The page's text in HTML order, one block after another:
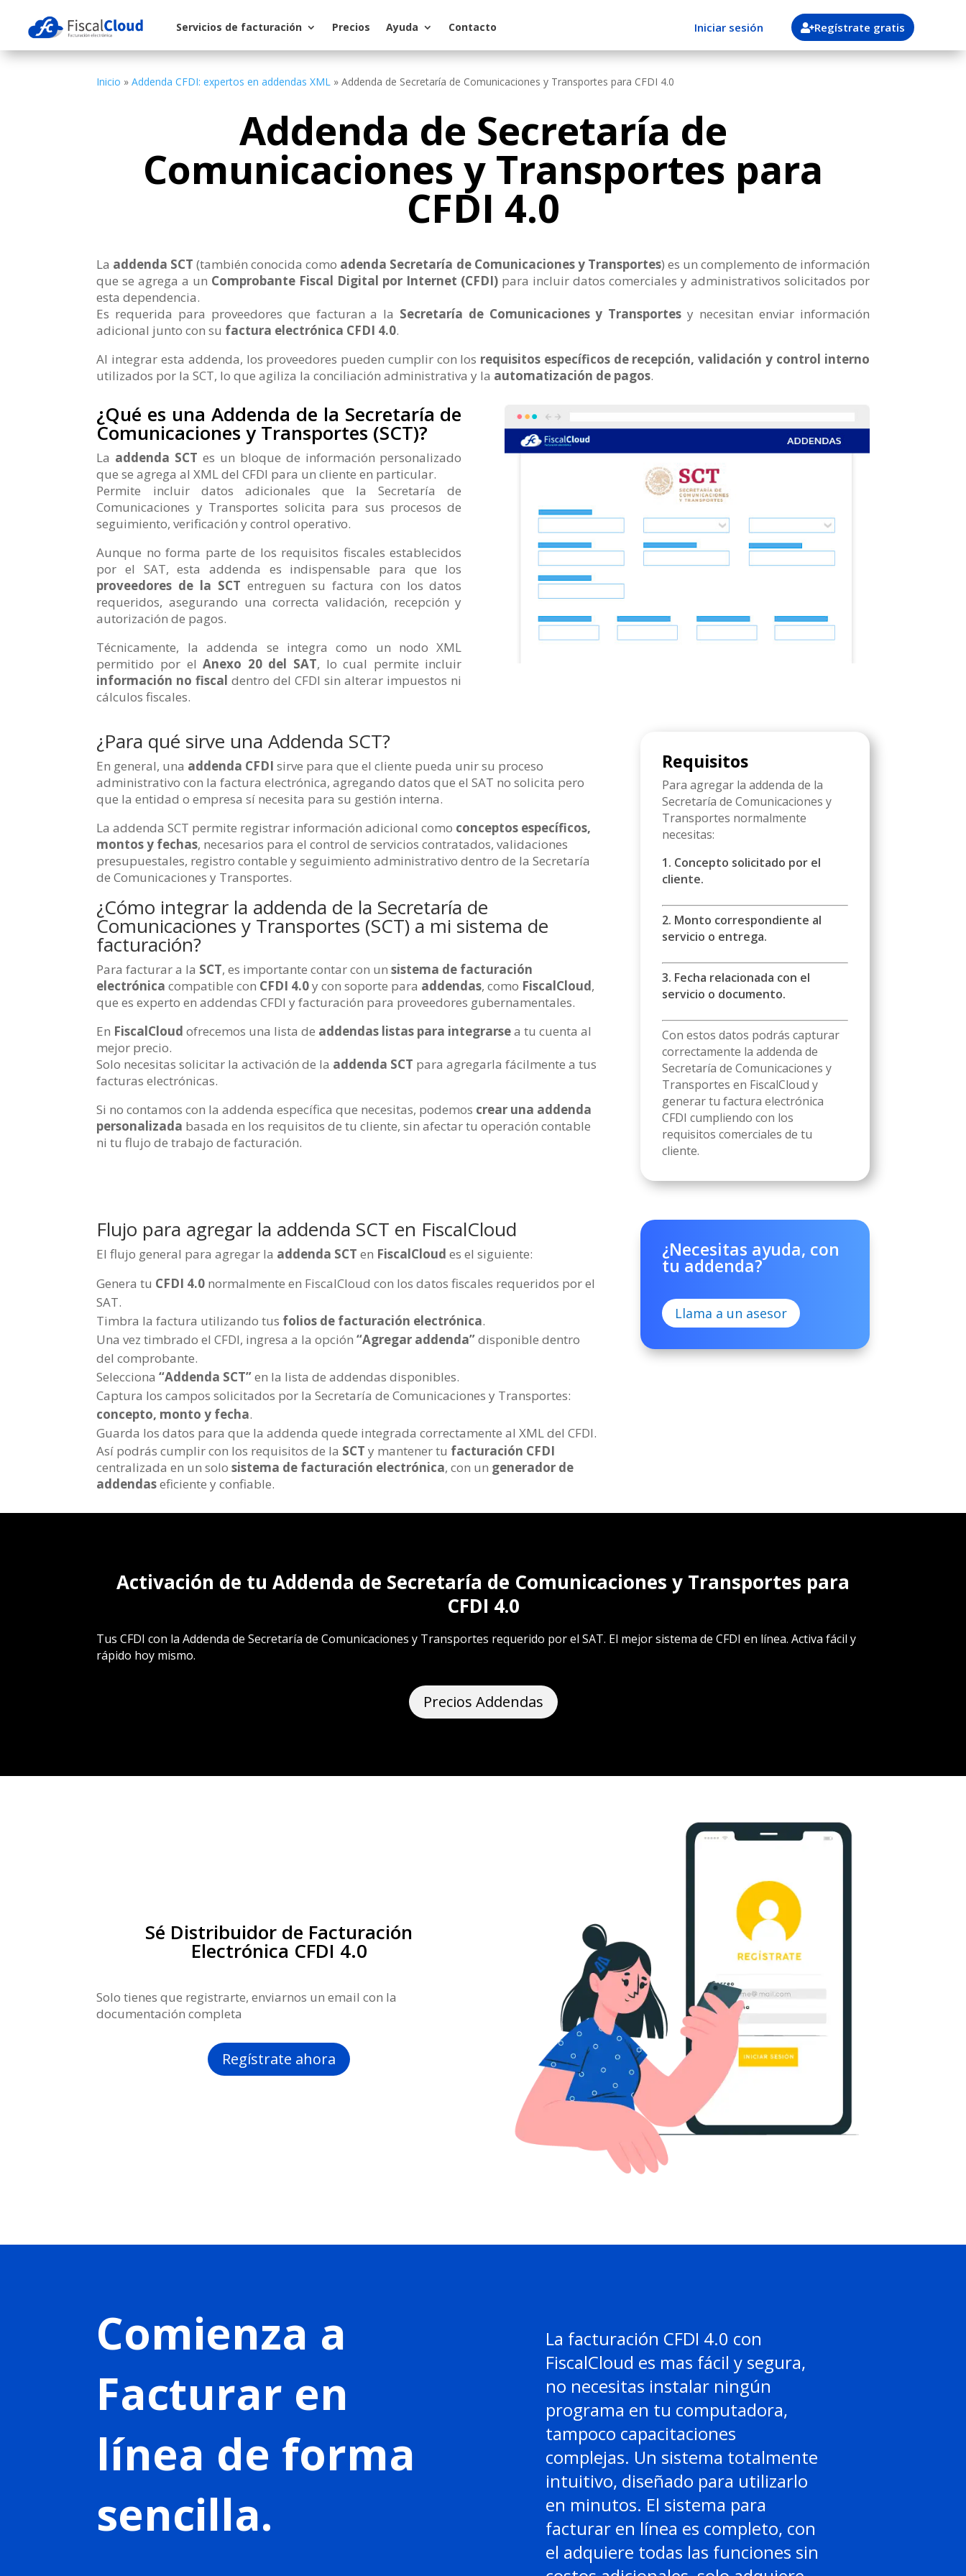
Servicios de facturación Precios Ayuda Contacto Iniciar sesión Regístrate gratis
Inicio »Addenda CFDI: expertos en addendas XML »Addenda de Secretaría de Comunicaciones y Transportes para CFDI 4.0
Addenda de Secretaría de
Comunicaciones y Transportes para
CFDI 4.0
La addenda SCT (también conocida como adenda Secretaría de Comunicaciones y Transportes) es un complemento de información
que se agrega a un Comprobante Fiscal Digital por Internet (CFDI)para incluir datos comerciales y administrativos solicitados por
esta dependencia.
Es requerida para proveedores que facturan a la Secretaría de Comunicaciones y Transportes y necesitan enviar información
adicional junto con su factura electrónica CFDI 4.0.
Al integrar esta addenda, los proveedores pueden cumplir con los requisitos específicos de recepción, validación y control interno
utilizados por la SCT, lo que agiliza la conciliación administrativa y la automatización de pagos.
¿Qué es una Addenda de la Secretaría de
Comunicaciones y Transportes (SCT)?
La addenda SCT es un bloque de información personalizado
que se agrega al XML del CFDI para un cliente en particular.
Permite incluir datos adicionales que la Secretaría de
Comunicaciones y Transportes solicita para sus procesos de
seguimiento, verificación y control operativo.
Aunque no forma parte de los requisitos fiscales establecidos
por el SAT, esta addenda es indispensable para que los
proveedores de la SCT entreguen su factura con los datos
requeridos, asegurando una correcta validación, recepción y
autorización de pagos.
Técnicamente, la addenda se integra como un nodo XML
permitido por elAnexo 20 del SAT, lo cual permite incluir
información no fiscal dentro del CFDI sin alterar impuestos ni
cálculos fiscales.
¿Para qué sirve una Addenda SCT?
En general, una addenda CFDI sirve para que el cliente pueda unir su proceso
administrativo con la factura electrónica, agregando datos que el SAT no solicita pero
que la entidad o empresa sí necesita para su gestión interna.
La addenda SCT permite registrar información adicional como conceptos específicos,
montos y fechas, necesarios para el control de servicios contratados, validaciones
presupuestales, registro contable y seguimiento administrativo dentro de la Secretaría
de Comunicaciones y Transportes.
¿Cómo integrar la addenda de la Secretaría de
Comunicaciones y Transportes (SCT) a mi sistema de
facturación?
Para facturar a la SCT, es importante contar con unsistema de facturación
electrónica compatible con CFDI 4.0y con soporte para addendas, como FiscalCloud,
que es experto en addendas CFDI y facturación para proveedores gubernamentales.
En FiscalCloud ofrecemos una lista de addendas listas para integrarsea tu cuenta al
mejor precio.
Solo necesitas solicitar la activación de la addenda SCT para agregarla fácilmente a tus
facturas electrónicas.
Si no contamos con la addenda específica que necesitas, podemos crear una addenda
personalizada basada en los requisitos de tu cliente, sin afectar tu operación contable
ni tu flujo de trabajo de facturación.
Requisitos
Para agregar la addenda de la
Secretaría de Comunicaciones y
Transportes normalmente
necesitas:
1. Concepto solicitado por el
cliente.
2. Monto correspondiente al
servicio o entrega.
3. Fecha relacionada con el
servicio o documento.
Con estos datos podrás capturar
correctamente la addenda de
Secretaría de Comunicaciones y
Transportes en FiscalCloud y
generar tu factura electrónica
CFDI cumpliendo con los
requisitos comerciales de tu
cliente.
Flujo para agregar la addenda SCT en FiscalCloud
El flujo general para agregar la addenda SCT en FiscalCloud es el siguiente:
Genera tu CFDI 4.0 normalmente en FiscalCloud con los datos fiscales requeridos por el
SAT.
Timbra la factura utilizando tus folios de facturación electrónica.
Una vez timbrado el CFDI, ingresa a la opción“Agregar addenda”disponible dentro
del comprobante.
Selecciona“Addenda SCT”en la lista de addendas disponibles.
Captura los campos solicitados por la Secretaría de Comunicaciones y Transportes:
concepto, monto y fecha.
Guarda los datos para que la addenda quede integrada correctamente al XML del CFDI.
Así podrás cumplir con los requisitos de la SCT y mantener tu facturación CFDI
centralizada en un solosistema de facturación electrónica, con un generador de
addendaseficiente y confiable.
¿Necesitas ayuda, con
tu addenda?
Llama a un asesor
Activación de tu Addenda de Secretaría de Comunicaciones y Transportes para
CFDI 4.0
Tus CFDI con la Addenda de Secretaría de Comunicaciones y Transportes requerido por el SAT. El mejor sistema de CFDI en línea. Activa fácil y
rápido hoy mismo.
Precios Addendas
Sé Distribuidor de Facturación
Electrónica CFDI 4.0
Solo tienes que registrarte, enviarnos un email con la
documentación completa
Regístrate ahora
Comienza a
Facturar en
línea de forma
sencilla.
La facturación CFDI 4.0 con
FiscalCloud es mas fácil y segura,
no necesitas instalar ningún
programa en tu computadora,
tampoco capacitaciones
complejas. Un sistema totalmente
intuitivo, diseñado para utilizarlo
en minutos. El sistema para
facturar en línea es completo, con
el adquiere todas las funciones sin